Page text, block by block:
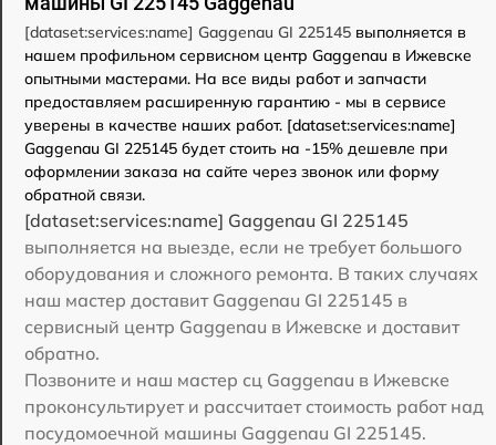
[dataset:services:name] Gaggenau GI 225145 выполняется в
нашем профильном сервисном центр Gaggenau в Ижевске
опытными мастерами. На все виды работ и запчасти
предоставляем расширенную гарантию - мы в сервисе
уверены в качестве наших работ. [dataset:services:name]
Gaggenau GI 225145 будет стоить на -15% дешевле при
оформлении заказа на сайте через звонок или форму
обратной связи.
[dataset:services:name] Gaggenau GI 225145
выполняется на выезде, если не требует большого
оборудования и сложного ремонта. В таких случаях
наш мастер доставит Gaggenau GI 225145 в
сервисный центр Gaggenau в Ижевске и доставит
обратно.
Позвоните и наш мастер сц Gaggenau в Ижевске
проконсультирует и рассчитает стоимость работ над
посудомоечной машины Gaggenau GI 225145.